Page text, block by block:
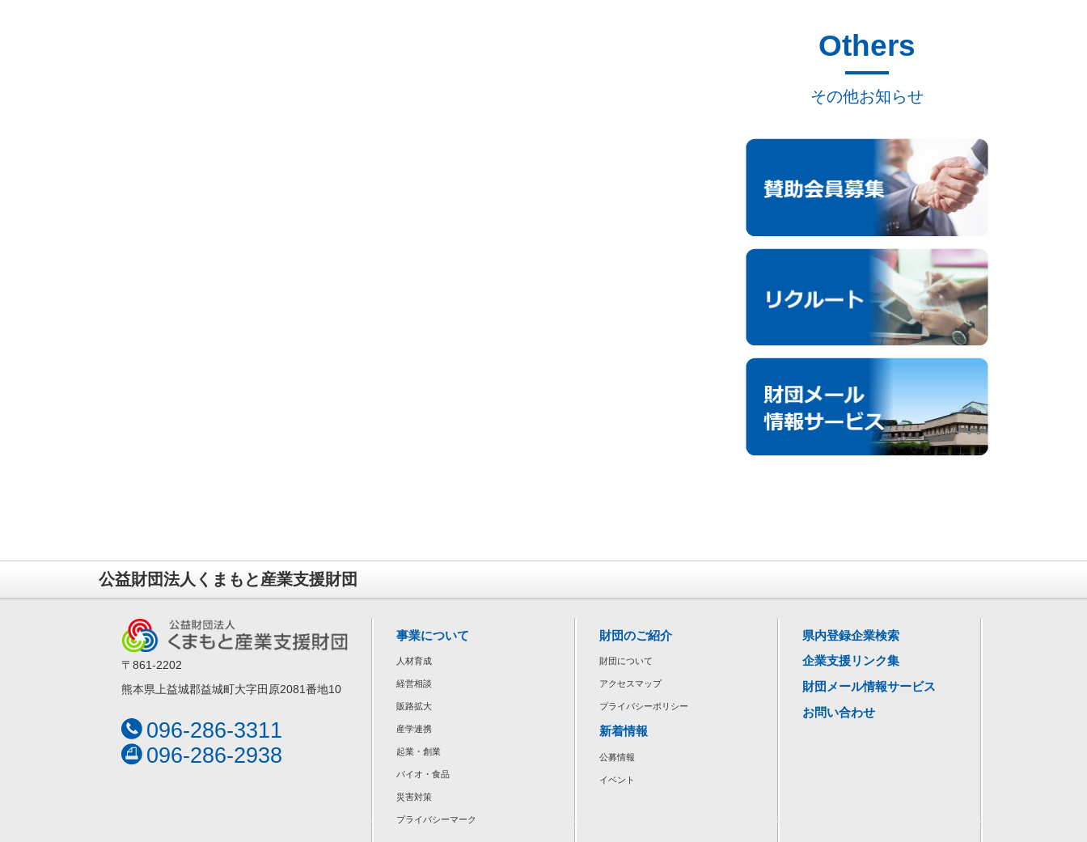
Others
その他お知らせ
公益財団法人くまもと産業支援財団
〒861-2202
熊本県上益城郡益城町大字田原2081番地10
096-286-3311
096-286-2938
事業について
人材育成
経営相談
販路拡大
産学連携
起業・創業
バイオ・食品
災害対策
プライバシーマーク
財団のご紹介
財団について
アクセスマップ
プライバシーポリシー
新着情報
公募情報
イベント
県内登録企業検索
企業支援リンク集
財団メール情報サービス
お問い合わせ